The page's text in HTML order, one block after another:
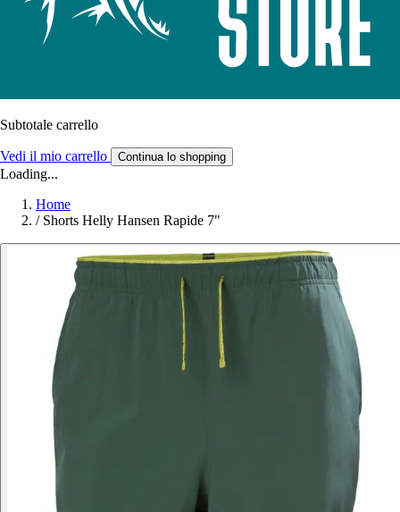
Subtotale carrello
Vedi il mio carrello Continua lo shopping
Loading...
Home
/ Shorts Helly Hansen Rapide 7"